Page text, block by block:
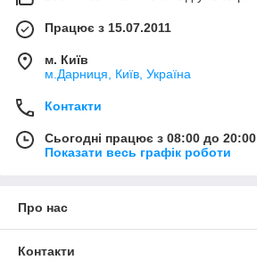
Працює з 15.07.2011
м. Київ
м.Дарниця, Київ, Україна
Контакти
Сьогодні працює з 08:00 до 20:00
Показати весь графік роботи
Про нас
Контакти